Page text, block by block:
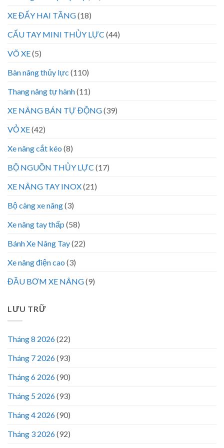
XE ĐẨY HAI TẦNG(18)
CẨU TAY MINI THỦY LỰC (44)
VÕ XE(5)
Bàn nâng thủy lực (110)
Thang nâng tự hành(11)
XE NÂNG BÁN TỰ ĐỘNG(39)
VỎ XE(42)
Xe nâng cắt kéo (8)
BỘ NGUỒN THỦY LỰC (17)
XE NÂNG TAY INOX(21)
Bộ càng xe nâng(3)
Xe nâng tay thấp (58)
Bánh Xe Nâng Tay(22)
Xe nâng điện cao (3)
ĐẦU BƠM XE NÂNG(9)
LƯU TRỮ
Tháng 8 2026(22)
Tháng 7 2026(93)
Tháng 6 2026(90)
Tháng 5 2026(93)
Tháng 4 2026(90)
Tháng 3 2026(92)